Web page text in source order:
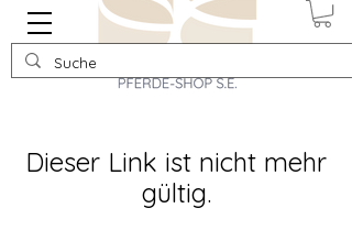
Dieser Link ist nicht mehr
gültig.